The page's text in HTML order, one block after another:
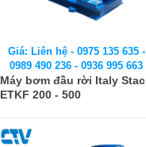
Giá: Liên hệ - 0975 135 635 -
0989 490 236 - 0936 995 663
Máy bơm đầu rời Italy Stac
ETKF 200 - 500